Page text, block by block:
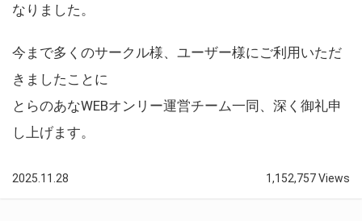
なりました。
今まで多くのサークル様、ユーザー様にご利用いただ
きましたことに
とらのあなWEBオンリー運営チーム一同、深く御礼申
し上げます。
2025.11.28 1,152,757 Views